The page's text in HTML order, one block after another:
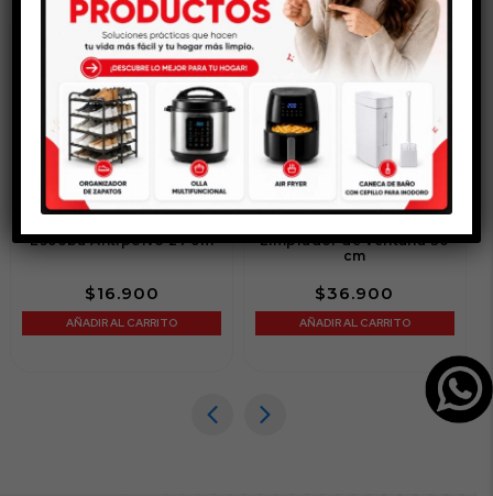
Escoba Antipolvo 27 cm
$16.900
AÑADIR AL CARRITO
Limpiador de Ventana 30
cm
$36.900
AÑADIR AL CARRITO